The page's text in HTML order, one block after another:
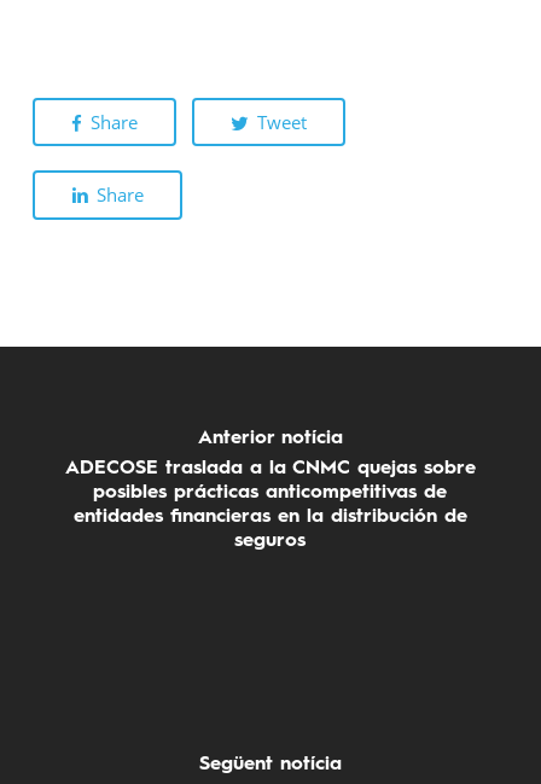
Share Tweet
Share
Anterior notícia
ADECOSE traslada a la CNMC quejas sobre
posibles prácticas anticompetitivas de
entidades financieras en la distribución de
seguros
Següent notícia